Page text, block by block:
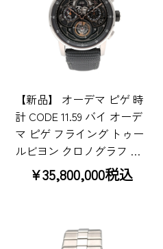
【新品】 オーデマ ピゲ 時
計 CODE 11.59 バイ オーデ
マ ピゲ フライング トゥー
ルビヨン クロノグラフ …
¥35,800,000税込